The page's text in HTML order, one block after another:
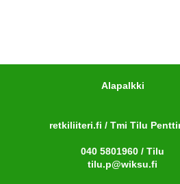
Alapalkki
retkiliiteri.fi / Tmi Tilu
040 5801960 / Tilu
tilu.p@wiksu.fi